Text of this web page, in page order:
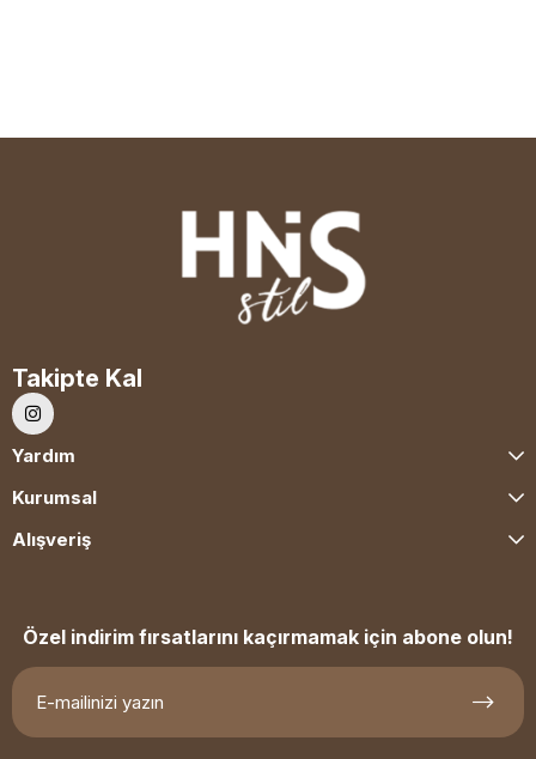
Takipte Kal
Yardım
Kurumsal
Alışveriş
Özel indirim fırsatlarını kaçırmamak için abone olun!